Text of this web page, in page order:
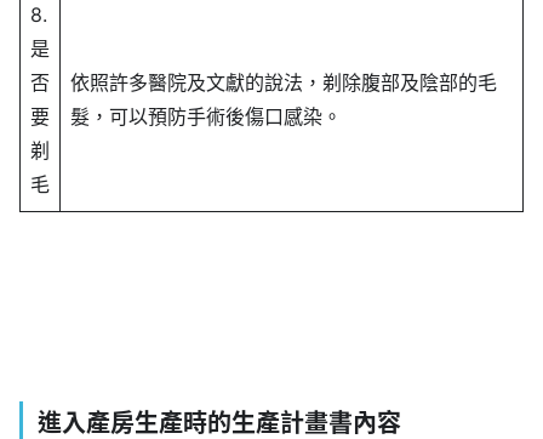
8.
是
否
要
剃
毛
依照許多醫院及文獻的說法，剃除腹部及陰部的毛
髮，可以預防手術後傷口感染。
進入產房生產時的生產計畫書內容